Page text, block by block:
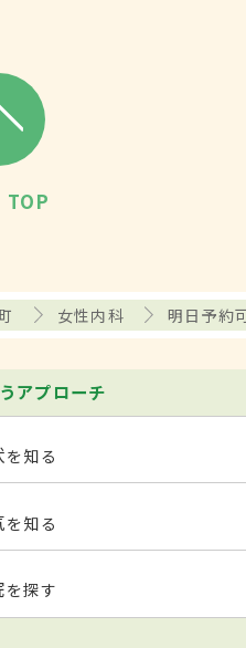
TOP
女性内科 明日予約
アプローチ
を知る
を知る
を探す